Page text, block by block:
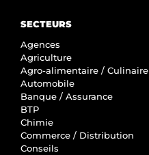
SECTEURS
Agences
Agriculture
Agro-alimentaire / Culinaire
Automobile
Banque / Assurance
BTP
Chimie
Commerce / Distribution
Conseils